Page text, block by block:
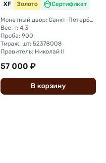
XF Золото Сертификат
Монетный двор: Санкт-Петербургский монетный двор
Вес, г: 4,3
Проба: 900
Тираж, шт: 52378008
Правитель: Николай II
57 000 ₽
В корзину